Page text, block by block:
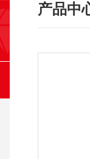
产品中